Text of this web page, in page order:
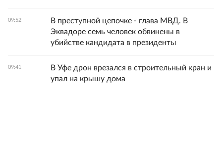
09:52
В преступной цепочке - глава МВД. В
Эквадоре семь человек обвинены в
убийстве кандидата в президенты
09:41
В Уфе дрон врезался в строительный кран и
упал на крышу дома